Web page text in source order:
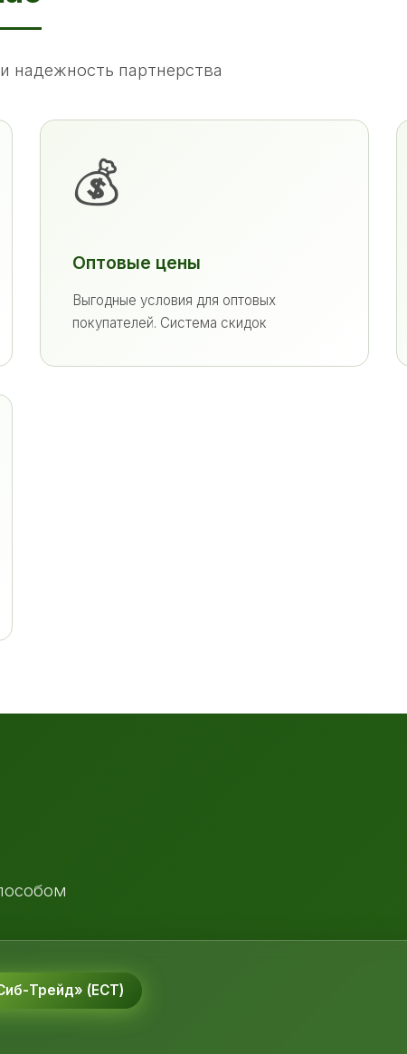
надежность партнерства
💰
Оптовые цены
Выгодные условия для оптовых
покупателей. Система скидок
Трейд» (ЕСТ)